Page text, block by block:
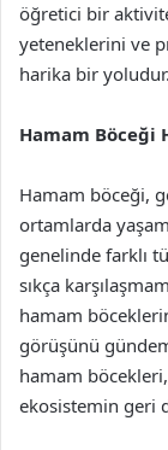
öğretici bir
yeteneklerini ve
harika bir yoludur.
Hamam Böceği
Hamam böceği,
ortamlarda
genelinde farklı
sıkça
hamam
görüşünü
hamam
ekosistemin geri